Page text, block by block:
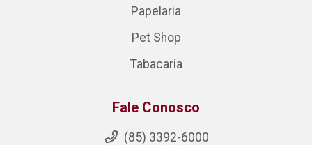
Papelaria
Pet Shop
Tabacaria
Fale Conosco
(85) 3392-6000